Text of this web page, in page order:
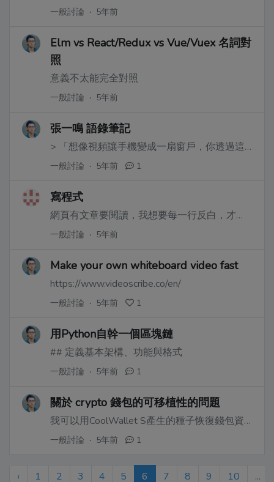
一般討論 · 5年前
Elm vs React/Redux vs Vue/Vuex 名詞對
照
意義不太能完全對照
一般討論 · 5年前
張一鳴 語錄筆記
> 「想像視頻讓手機變成一扇窗戶，你透過這個窗戶看到一個豐富的世界，抖音是這個五彩斑斕世界的投影，感覺非常奇妙。」張一鳴曾說起創業的原因。
一般討論 · 5年前 1
寫程式
網頁有文章要閱讀，我想要每一行反白，才不致於讀到哪都不知道，換行用上下鍵，求程式碼
一般討論 · 5年前
Make your own whiteboard video fast
https://www.videoscribe.co/en/
一般討論 · 5年前 1
用Python自幹一個區塊鏈
## 定義基本架構、功能與格式
一般討論 · 5年前 1
關於 crypto 錢包的可移植性的問題
我可以用CoolWallet S產生的種子恢復錢包資訊到其它錢包嗎？
一般討論 · 5年前 1
‹ 1 2 3 4 5 6 7 8 9 10 ...